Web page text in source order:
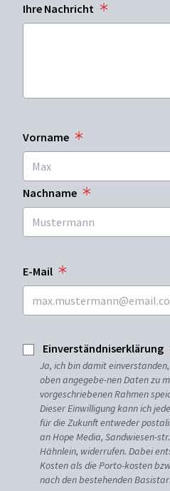
Ihre Nachricht
Vorname
Nachname
E-Mail
Einverständniserklärung
Ja, ich bin damit
oben angegebe-nen Daten zu
vorgeschriebenen Rahmen
Dieser Einwilligung kann ich
für die Zukunft entweder
an Hope Media, Sandwiesen-
Hähnlein, widerrufen. Dabei
Kosten als die Porto-kosten
nach den bestehenden